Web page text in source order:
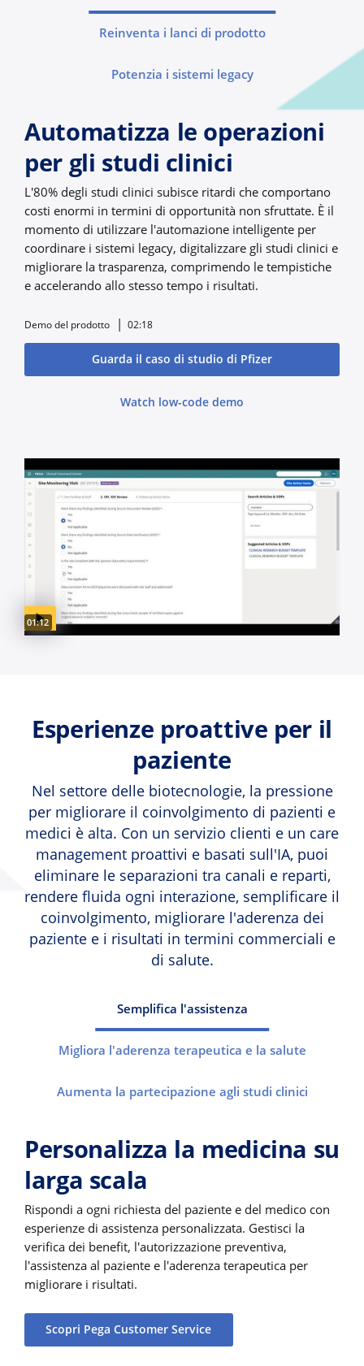
Automatizza le operazioni
per gli studi clinici
L'80% degli studi clinici subisce ritardi che comportano
costi enormi in termini di opportunità non sfruttate. È il
momento di utilizzare l'automazione intelligente per
coordinare i sistemi legacy, digitalizzare gli studi clinici e
migliorare la trasparenza, comprimendo le tempistiche
e accelerando allo stesso tempo i risultati.
Demo del prodotto 02:18
Guarda il caso di studio di Pfizer
Watch low-code demo
Video duration:
01:12
Reinventa i lanci di prodotto
Potenzia i sistemi legacy
Esperienze proattive per il
paziente
Nel settore delle biotecnologie, la pressione
per migliorare il coinvolgimento di pazienti e
medici è alta. Con un servizio clienti e un care
management proattivi e basati sull'IA, puoi
eliminare le separazioni tra canali e reparti,
rendere fluida ogni interazione, semplificare il
coinvolgimento, migliorare l'aderenza dei
paziente e i risultati in termini commerciali e
di salute.
Semplifica l'assistenza
Personalizza la medicina su
larga scala
Rispondi a ogni richiesta del paziente e del medico con
esperienze di assistenza personalizzata. Gestisci la
verifica dei benefit, l'autorizzazione preventiva,
l'assistenza al paziente e l'aderenza terapeutica per
migliorare i risultati.
Scopri Pega Customer Service
Migliora l'aderenza terapeutica e la salute
Aumenta la partecipazione agli studi clinici